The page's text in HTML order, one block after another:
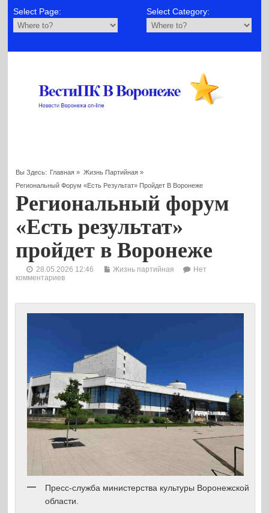
Select Page: Select Category:
Вы Здесь: Главная » Жизнь Партийная»
Региональный Форум «Есть Результат» Пройдет В Воронеже
Региональный форум
«Есть результат»
пройдет в Воронеже
28.05.2026 12:46 Жизнь партийная
Нет
комментариев
Пресс-служба министерства культуры Воронежской
области.